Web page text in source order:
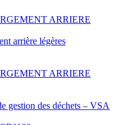
ARRIERE
arrière légères
ARRIERE
gestion des déchets – VSA